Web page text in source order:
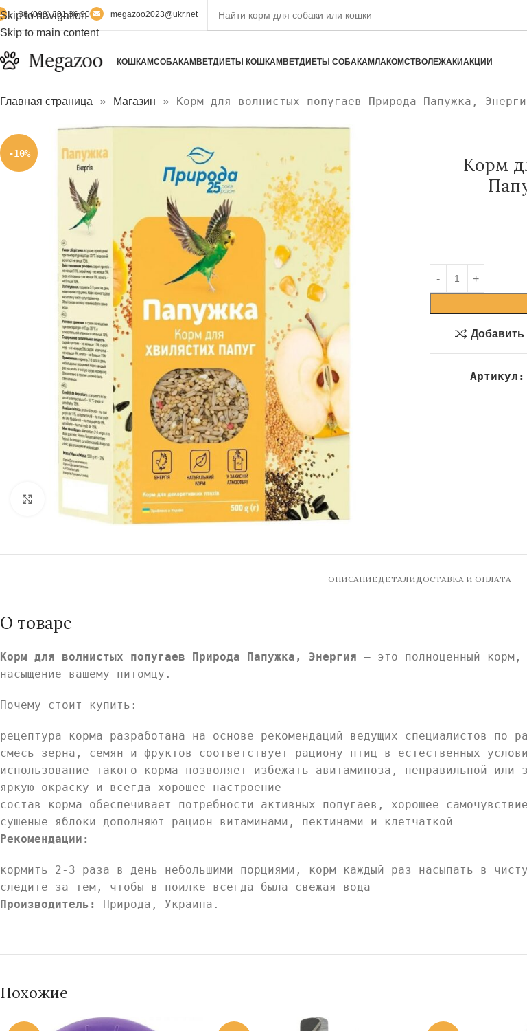
Skip to navigation
Skip to main content
+38 (098) 301 36 90 megazoo2023@ukr.net
КОШКАМСОБАКАМ ВЕТДИЕТЫ КОШКАМ ВЕТДИЕТЫ СОБАКАМЛАКОМСТВОЛЕЖАКИАКЦИИ
Главная страница » Магазин » Корм для волнистых попугаев Природа Папужка,
-10%
Нажмите, чтобы увеличить
Корм
Добавить
Артикул:
ОПИСАНИЕ ДЕТАЛИ ДОСТАВКА И ОПЛАТА
О товаре
Корм для волнистых попугаев Природа Папужка, Энергия – это полноценный корм,
насыщение вашему питомцу.
Почему стоит купить:
рецептура корма разработана на основе рекомендаций ведущих специалистов по
смесь зерна, семян и фруктов соответствует рациону птиц в естественных
использование такого корма позволяет избежать авитаминоза, неправильной
яркую окраску и всегда хорошее настроение
состав корма обеспечивает потребности активных попугаев, хорошее
сушеные яблоки дополняют рацион витаминами, пектинами и клетчаткой
Рекомендации:
кормить 2-3 раза в день небольшими порциями, корм каждый раз насыпать в
следите за тем, чтобы в поилке всегда была свежая вода
Производитель:
Природа, Украина.
Похожие